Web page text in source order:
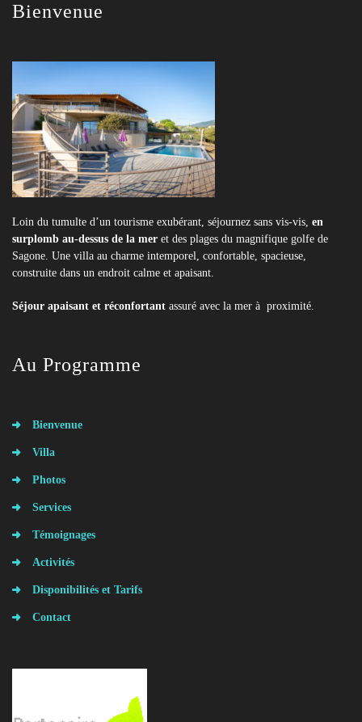
Bienvenue
Loin du tumulte d’un tourisme exubérant, séjournez sans vis-vis, en
surplomb au-dessus de la mer et des plages du magnifique golfe de
Sagone. Une villa au charme intemporel, confortable, spacieuse,
construite dans un endroit calme et apaisant.
Séjour apaisant et réconfortant assuré avec la mer à proximité.
Au Programme
Bienvenue
Villa
Photos
Services
Témoignages
Activités
Disponibilités et Tarifs
Contact